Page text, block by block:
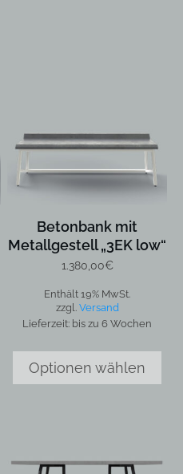
Betonbank mit
Metallgestell „3EK low“
1.380,00€
Enthält 19% MwSt.
zzgl. Versand
Lieferzeit: bis zu 6 Wochen
Optionen wählen
mehrere